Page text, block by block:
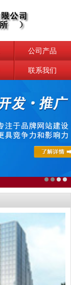
公司产品
联系我们